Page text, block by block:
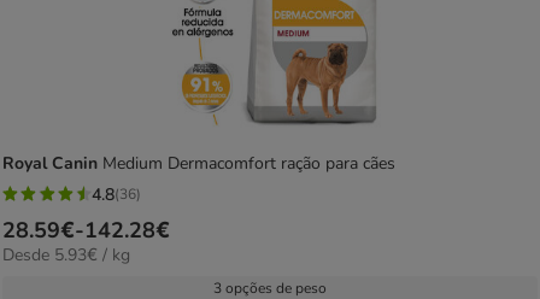
Royal Canin Medium Dermacomfort ração para cães
4.8
estrelas
com
4.8(36)
Preço
de
28.59€-142.28€
5.93€
Desde 5.93€ / kg
3 opções de peso